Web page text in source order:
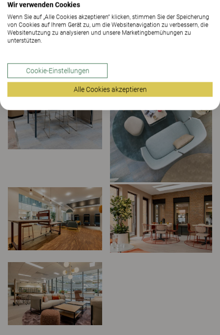
Wir verwenden Cookies
Wenn Sie auf „Alle Cookies akzeptieren“ klicken, stimmen Sie der Speicherung
von Cookies auf Ihrem Gerät zu, um die Websitenavigation zu verbessern, die
Websitenutzung zu analysieren und unsere Marketingbemühungen zu
unterstützen.
Cookie-Einstellungen
Alle Cookies akzeptieren